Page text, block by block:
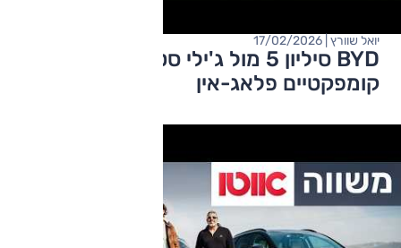
BYD סיליון 5 מול ג'ילי סטאריי – דגמי פנאי
קומפקטיים פלאג-אין
יואל שוורץ | 17/02/2026